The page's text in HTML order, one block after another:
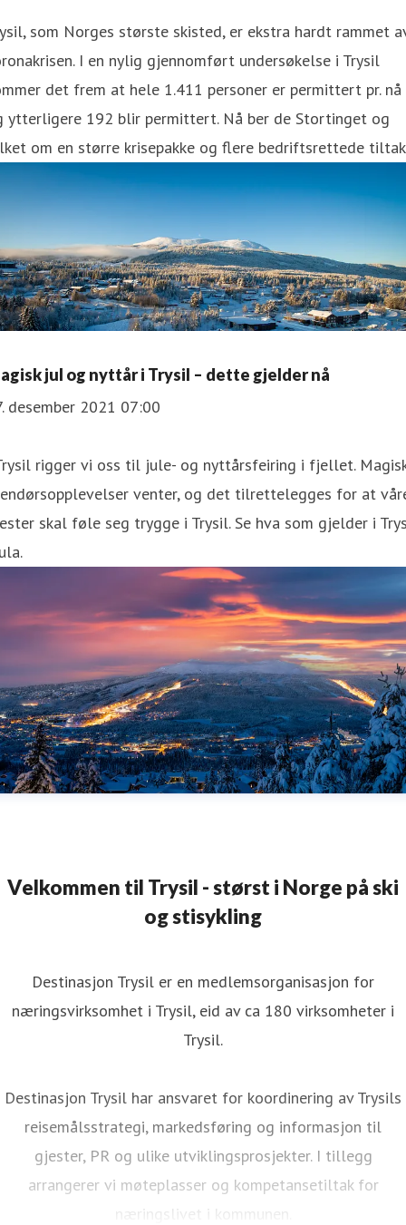
som Norges største skisted, er ekstra hardt rammet
I en nylig gjennomført undersøkelse i Trysil
det frem at hele 1.411 personer er permittert pr. nå
ytterligere 192 blir permittert. Nå ber de Stortinget og
om en større krisepakke og flere bedriftsrettede
jul og nyttår i Trysil – dette gjelder nå
desember 2021 07:00
rigger vi oss til jule- og nyttårsfeiring i fjellet.
venter, og det tilrettelegges for at
skal føle seg trygge i Trysil. Se hva som gjelder i
Velkommen til Trysil - størst i Norge på ski
og stisykling
Destinasjon Trysil er en medlemsorganisasjon for
næringsvirksomhet i Trysil, eid av ca 180 virksomheter i
Trysil.
Destinasjon Trysil har ansvaret for koordinering av Trysils
reisemålsstrategi, markedsføring og informasjon til
gjester, PR og ulike utviklingsprosjekter. I tillegg
arrangerer vi møteplasser og kompetansetiltak for
næringslivet i kommunen.